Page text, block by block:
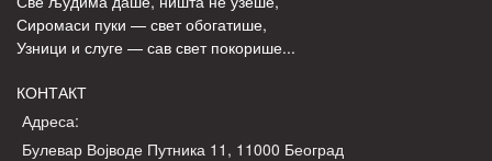
Сиромаси пуки — свет обогатише,
Узници и слуге — сав свет покорише...
КОНТАКТ
Адреса:
Булевар Војводе Путника 11, 11000 Београд